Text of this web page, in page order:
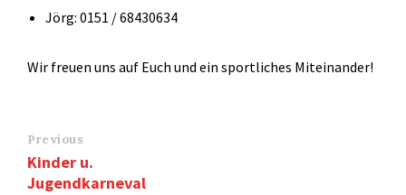
Jörg: 0151 / 68430634
Wir freuen uns auf Euch und ein sportliches Miteinander!
Previous
Kinder u.
Jugendkarneval